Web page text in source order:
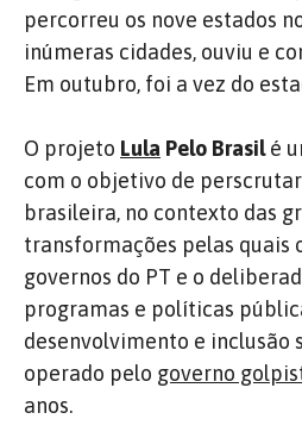
percorreu os nove estados
inúmeras cidades, ouviu e
Em outubro, foi a vez do
O projeto Lula Pelo Brasilé
com o objetivo de
brasileira, no contexto das
transformações pelas quais
governos do PT e o
programas e políticas
desenvolvimento e inclusão
operado pelo governo
anos.